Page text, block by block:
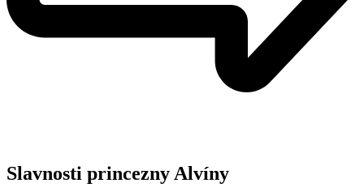
Slavnosti princezny Alvíny